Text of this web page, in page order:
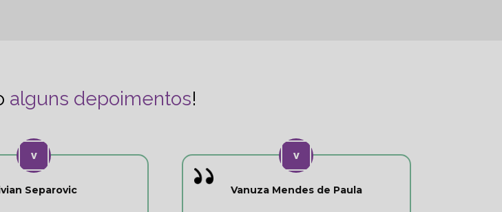
alguns depoimentos!
Separovic Vanuza Mendes de Paula